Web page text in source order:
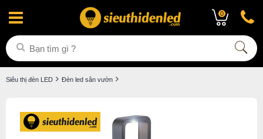
0
Siêu thị đèn LED Đèn led sân vườn